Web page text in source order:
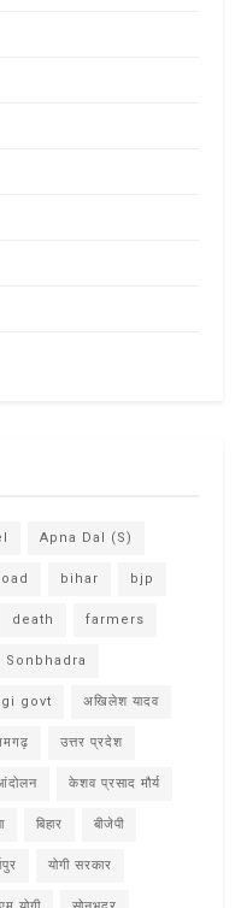
Apna Dal (S)
bihar bjp
death farmers
Sonbhadra
govt अखिलेश यादव
उत्तर प्रदेश
केशव प्रसाद मौर्य
बिहार बीजेपी
योगी सरकार